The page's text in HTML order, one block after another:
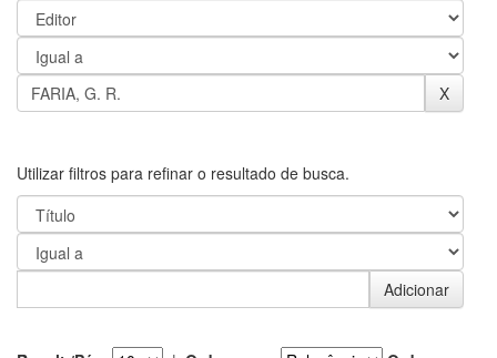
Utilizar filtros para refinar o resultado de busca.